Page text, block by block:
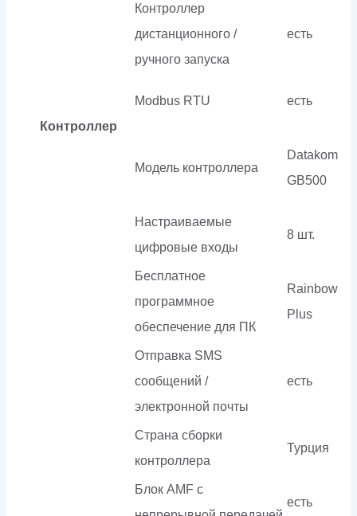
Контроллер
Контроллер
дистанционного /
ручного запуска
есть
Modbus RTU есть
Модель контроллера
Datakom
GB500
Настраиваемые
цифровые входы
8 шт.
Бесплатное
программное
обеспечение для ПК
Rainbow
Plus
Отправка SMS
сообщений /
электронной почты
есть
Страна сборки
контроллера
Турция
Блок AMF с
есть